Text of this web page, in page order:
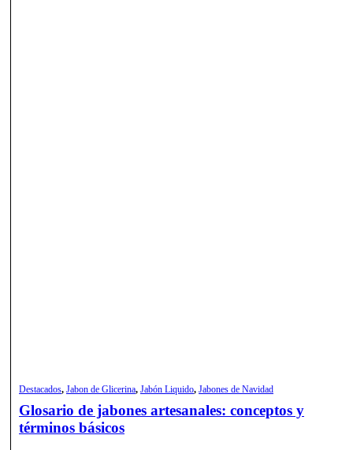
Destacados, Jabon de Glicerina, Jabón Liquido, Jabones de Navidad
Glosario de jabones artesanales: conceptos y
términos básicos